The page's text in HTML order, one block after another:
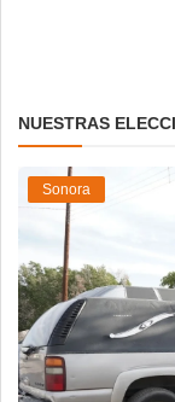
NUESTRAS
Sonora